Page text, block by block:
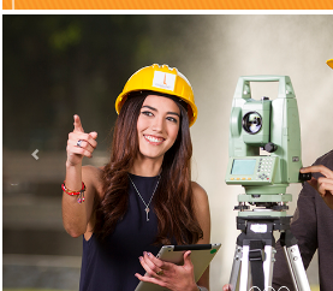
Previous